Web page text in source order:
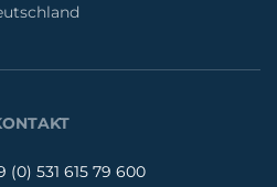
(0) 531 615 79 600